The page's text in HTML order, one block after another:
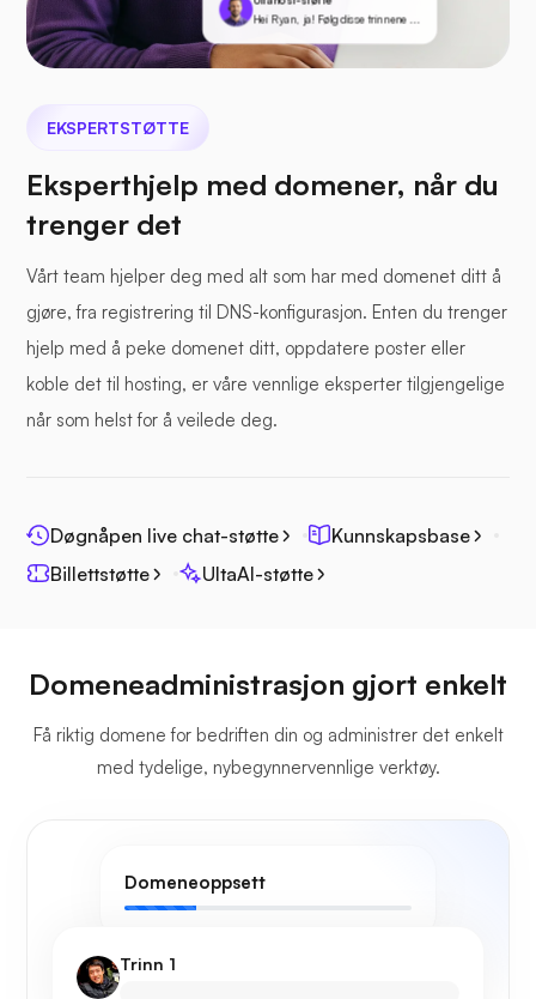
Hei Ryan, ja! Følg disse trinnene ...
EKSPERTSTØTTE
Eksperthjelp med domener, når du
trenger det
Vårt team hjelper deg med alt som har med domenet ditt å
gjøre, fra registrering til DNS-konfigurasjon. Enten du trenger
hjelp med å peke domenet ditt, oppdatere poster eller
koble det til hosting, er våre vennlige eksperter tilgjengelige
når som helst for å veilede deg.
Døgnåpen live chat-støtte
Kunnskapsbase
Billettstøtte
UltaAI-støtte
Domeneadministrasjon gjort enkelt
Få riktig domene for bedriften din og administrer det enkelt
med tydelige, nybegynnervennlige verktøy.
Domeneoppsett
Trinn 1